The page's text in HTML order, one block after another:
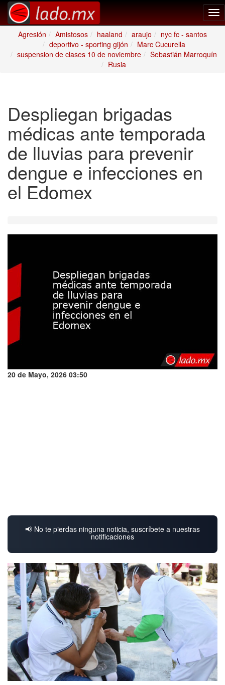
Agresión
Amistosos haaland araujo
nyc fc - santos
deportivo - sporting gijón
Marc Cucurella
suspension de clases 10 de noviembre
Sebastián Marroquín
Rusia
Despliegan brigadas
médicas ante temporada
de lluvias para prevenir
dengue e infecciones en
el Edomex
20 de Mayo, 2026 03:50
📢 No te pierdas ninguna noticia, suscríbete a nuestras
notificaciones